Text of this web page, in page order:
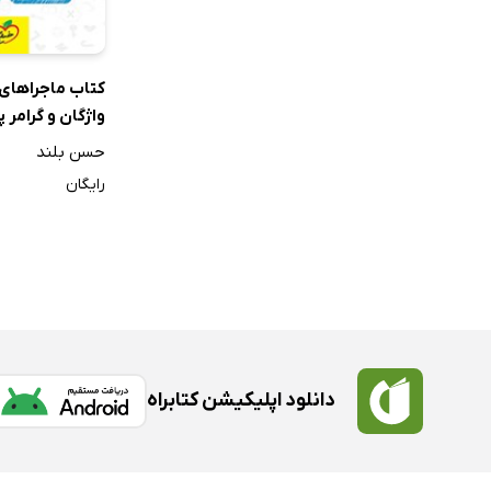
کتاب
واژگان و
هفتم،
حسن بلند
رایگان
دانلود اپلیکیشن کتابراه